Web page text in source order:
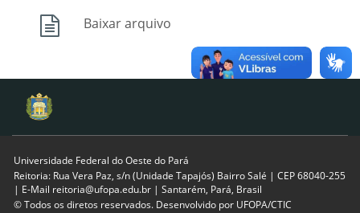
Baixar arquivo
Universidade Federal do Oeste do Pará
Reitoria: Rua Vera Paz, s/n (Unidade Tapajós) Bairro Salé | CEP 68040-255
| E-Mail reitoria@ufopa.edu.br | Santarém, Pará, Brasil
© Todos os diretos reservados. Desenvolvido por UFOPA/CTIC